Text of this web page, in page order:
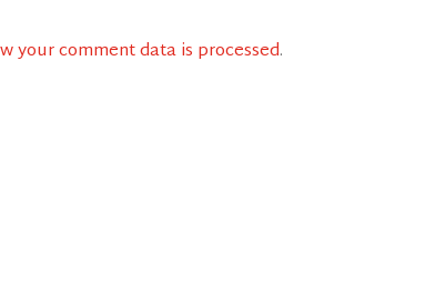
your comment data is processed.